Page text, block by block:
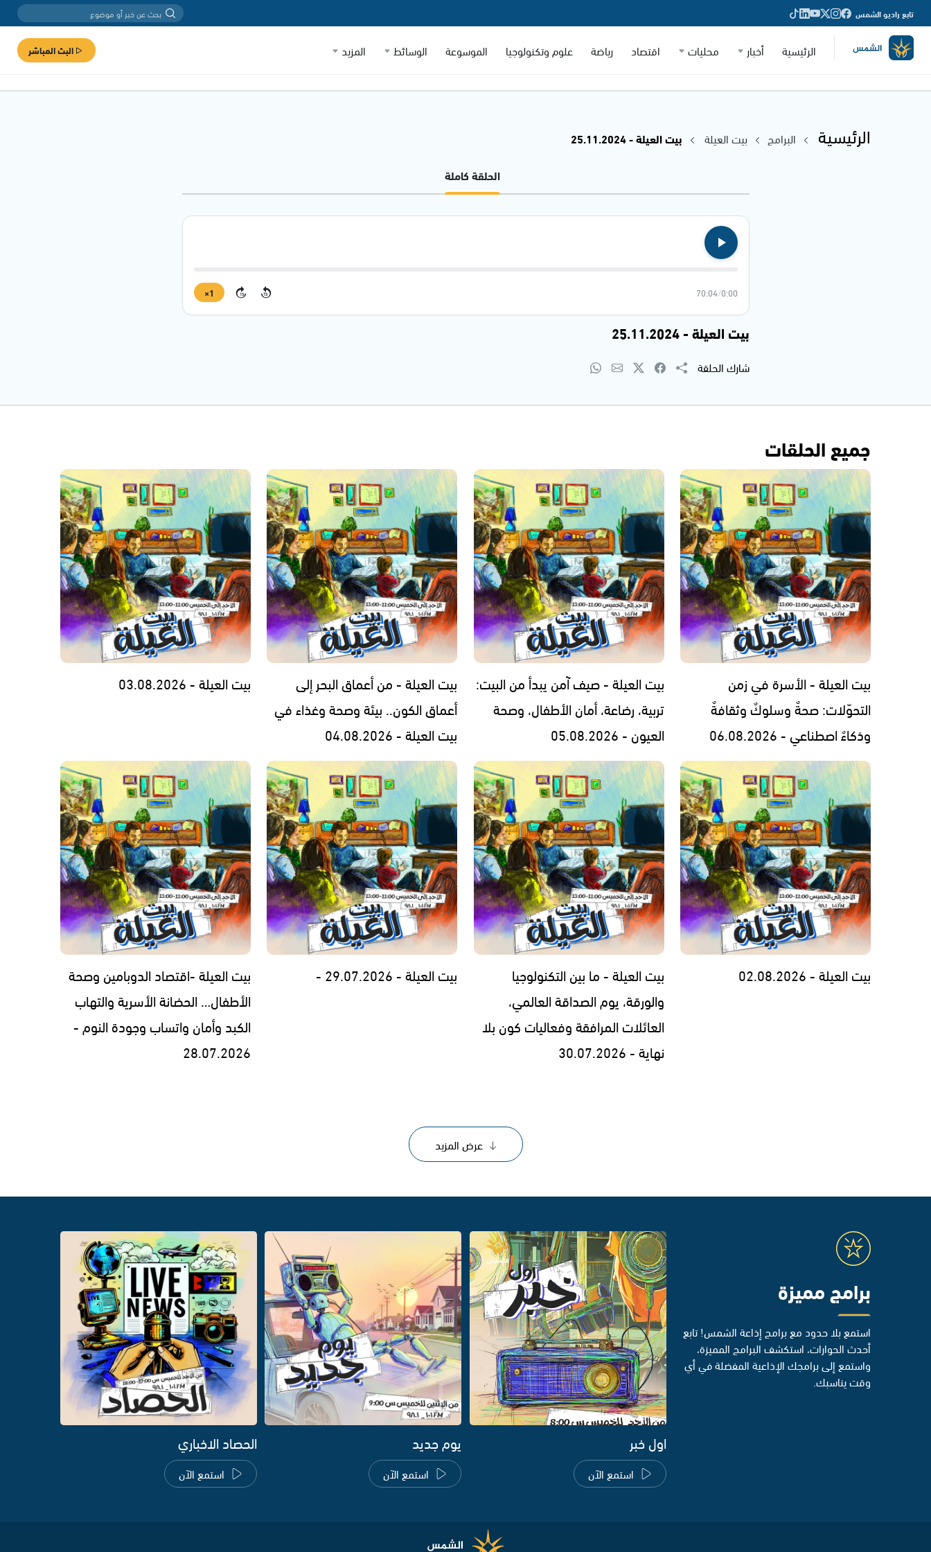
تابع راديو الشمس
الرئيسية أخبار محليات اقتصاد رياضة علوم وتكنولوجيا الموسوعة الوسائط المزيد البث المباشر
الرئيسية البرامج بيت العيلة
بيت العيلة - 25.11.2024
الحلقة كاملة
0:00
/
70:04
15
15
1×
بيت العيلة - 25.11.2024
شارك الحلقة
جميع الحلقات
بيت العيلة - الأسرة في زمن
التحوّلات: صحةٌ وسلوكٌ وثقافةٌ
وذكاءٌ اصطناعي - 06.08.2026
بيت العيلة - صيف آمن يبدأ من البيت:
تربية، رضاعة، أمان الأطفال، وصحة
العيون - 05.08.2026
بيت العيلة - من أعماق البحر إلى
أعماق الكون.. بيئة وصحة وغذاء في
بيت العيلة - 04.08.2026
بيت العيلة - 03.08.2026
بيت العيلة - 02.08.2026
بيت العيلة - ما بين التكنولوجيا
والورقة، يوم الصداقة العالمي،
العائلات المرافقة وفعاليات كون بلا
نهاية - 30.07.2026
بيت العيلة - 29.07.2026 -
بيت العيلة -اقتصاد الدوبامين وصحة
الأطفال… الحضانة الأسرية والتهاب
الكبد وأمان واتساب وجودة النوم -
28.07.2026
عرض المزيد
برامج مميزة
استمع بلا حدود مع برامج إذاعة الشمس! تابع
أحدث الحوارات، استكشف البرامج المميزة،
واستمع إلى برامجك الإذاعية المفضلة في أي
وقت يناسبك.
اول خبر
استمع الآن
يوم جديد
استمع الآن
الحصاد الاخباري
استمع الآن